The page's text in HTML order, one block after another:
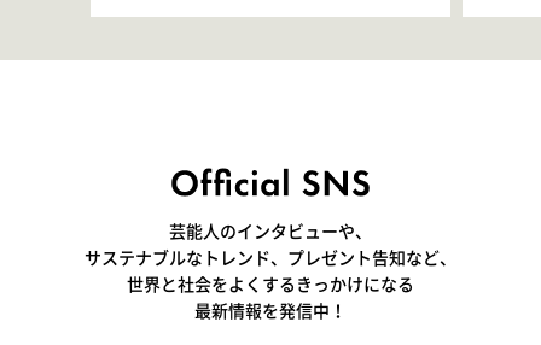
芸能人のインタビューや、
サステナブルなトレンド、プレゼント告知など、
世界と社会をよくするきっかけになる
最新情報を発信中！